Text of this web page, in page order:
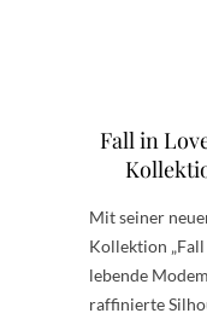
Fall in
Mit seiner
Kollektion „Fall
lebende
raffinierte